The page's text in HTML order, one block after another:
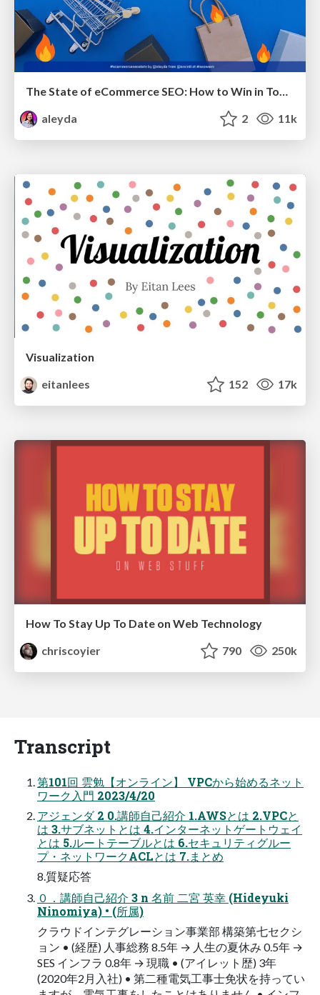
The State of eCommerce SEO: How to Win in Today's Products SERPs - #SEOweek
aleyda
2 11k
Visualization
eitanlees
152 17k
How To Stay Up To Date on Web Technology
chriscoyier
790 250k
Transcript
第101回 雲勉【オンライン】 VPCから始めるネット
ワーク⼊⾨ 2023/4/20
アジェンダ 2 0.講師⾃⼰紹介 1.AWSとは 2.VPCと
は 3.サブネットとは 4.インターネットゲートウェイ
とは 5.ルートテーブルとは 6.セキュリティグルー
プ・ネットワークACLとは 7.まとめ
8.質疑応答
０．講師⾃⼰紹介 3 n 名前 ⼆宮 英幸 (Hideyuki
Ninomiya) • (所属)
クラウドインテグレーション事業部 構築第七セクシ
ョン • (経歴) ⼈事総務 8.5年 → ⼈⽣の夏休み 0.5年 →
SES インフラ 0.8年 → 現職 • (アイレット歴) 3年
(2020年2⽉⼊社) • 第⼆種電気⼯事⼠免状を持ってい